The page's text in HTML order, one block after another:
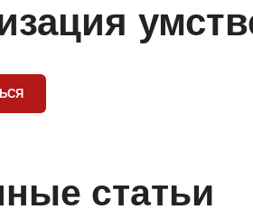
статьи